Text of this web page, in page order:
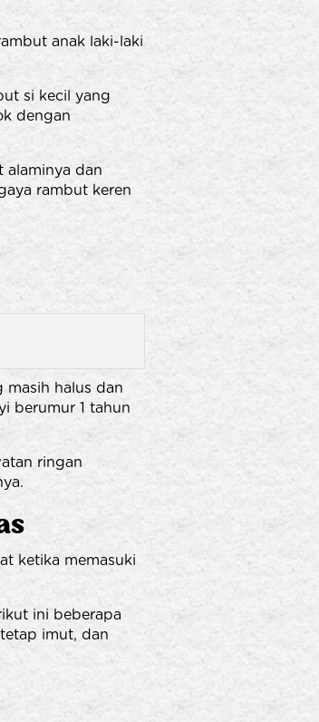
anak laki-laki
si kecil yang
dengan
alaminya dan
rambut keren
masih halus dan
berumur 1 tahun
ringan
ketika memasuki
ini beberapa
imut, dan